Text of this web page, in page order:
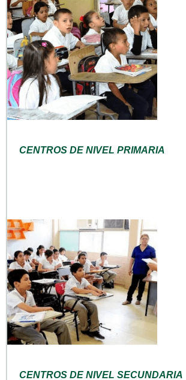
CENTROS DE NIVEL PRIMARIA
CENTROS DE NIVEL SECUNDARIA